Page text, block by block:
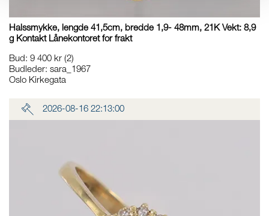
Halssmykke, lengde 41,5cm, bredde 1,9- 48mm, 21K Vekt: 8,9
g Kontakt Lånekontoret for frakt
Bud: 9 400 kr (2)
Budleder: sara_1967
Oslo Kirkegata
2026-08-16 22:13:00